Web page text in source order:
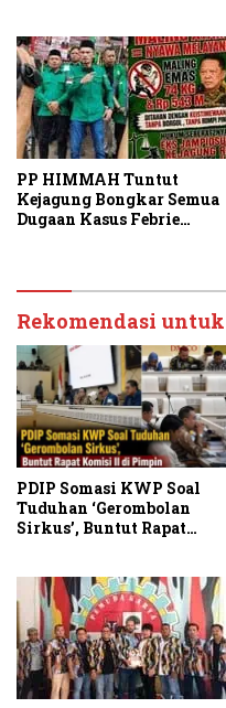
PP HIMMAH Tuntut
Kejagung Bongkar Semua
Dugaan Kasus Febrie
Rekomendasi
PDIP Somasi KWP Soal
Tuduhan ‘Gerombolan
Sirkus’, Buntut Rapat